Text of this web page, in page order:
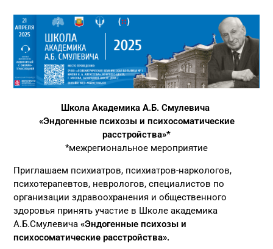
Школа Академика А.Б. Смулевича
«Эндогенные психозы и психосоматические
расстройства»*
*межрегиональное мероприятие
Приглашаем психиатров, психиатров-наркологов,
психотерапевтов, неврологов, специалистов по
организации здравоохранения и общественного
здоровья принять участие в Школе академика
А.Б.Смулевича«Эндогенные психозы и
психосоматические расстройства».